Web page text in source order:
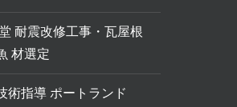
耐震改修工事・瓦屋根
材選定
術指導 ポートランド